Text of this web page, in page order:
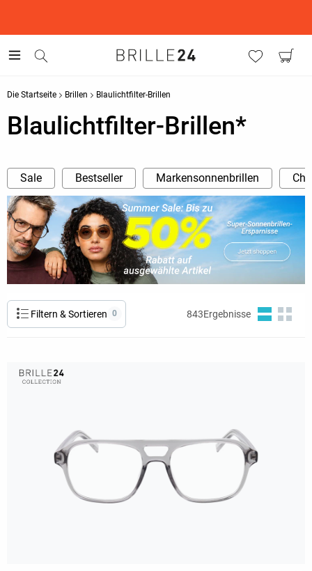
Die Startseite Brillen Blaulichtfilter-Brillen
Blaulichtfilter-Brillen*
Sale Bestseller Markensonnenbrillen
Filtern & Sortieren 0 843Ergebnisse